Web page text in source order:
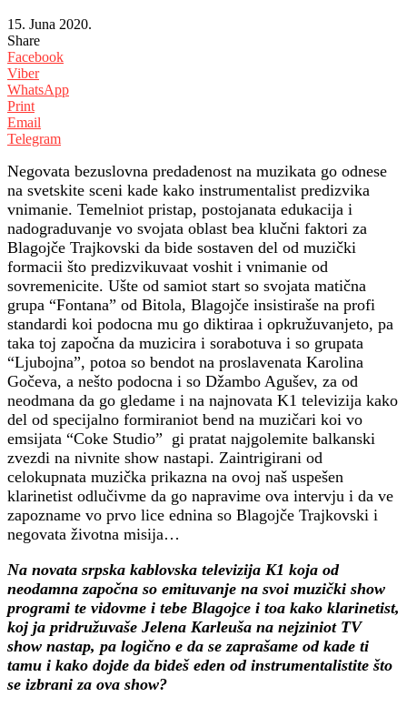
15. Juna 2020.
Share
Facebook
Viber
WhatsApp
Print
Email
Telegram
Negovata bezuslovna predadenost na muzikata go odnese
na svetskite sceni kade kako instrumentalist predizvika
vnimanie. Temelniot pristap, postojanata edukacija i
nadograduvanje vo svojata oblast bea klučni faktori za
Blagojče Trajkovski da bide sostaven del od muzički
formacii što predizvikuvaat voshit i vnimanie od
sovremenicite. Ušte od samiot start so svojata matična
grupa “Fontana” od Bitola, Blagojče insistiraše na profi
standardi koi podocna mu go diktiraa i opkružuvanjeto, pa
taka toj započna da muzicira i sorabotuva i so grupata
“Ljubojna”, potoa so bendot na proslavenata Karolina
Gočeva, a nešto podocna i so Džambo Agušev, za od
neodmana da go gledame i na najnovata K1 televizija kako
del od specijalno formiraniot bend na muzičari koi vo
emsijata “Coke Studio” gi pratat najgolemite balkanski
zvezdi na nivnite show nastapi. Zaintrigirani od
celokupnata muzička prikazna na ovoj naš uspešen
klarinetist odlučivme da go napravime ova intervju i da ve
zapozname vo prvo lice ednina so Blagojče Trajkovski i
negovata životna misija…
Na novata srpska kablovska televizija K1 koja od
neodamna započna so emituvanje na svoi muzički show
programi te vidovme i tebe Blagojce i toa kako klarinetist,
koj ja pridružuvaše Jelena Karleuša na nejziniot TV
show nastap, pa logično e da se zaprašame od kade ti
tamu i kako dojde da bideš eden od instrumentalistite što
se izbrani za ova show?